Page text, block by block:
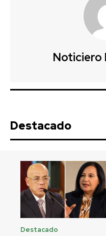
Noticiero
Destacado
Destacado